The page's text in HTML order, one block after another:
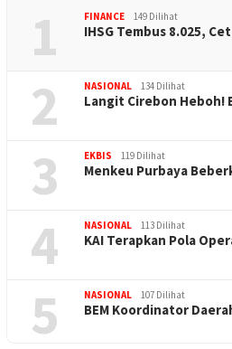
1 FINANCE 149 Dilihat
IHSG Tembus 8.025,
2 NASIONAL 134 Dilihat
Langit Cirebon Heboh!
3 EKBIS 119 Dilihat
Menkeu Purbaya
4 NASIONAL 113 Dilihat
KAI Terapkan Pola
5 NASIONAL 107 Dilihat
BEM Koordinator